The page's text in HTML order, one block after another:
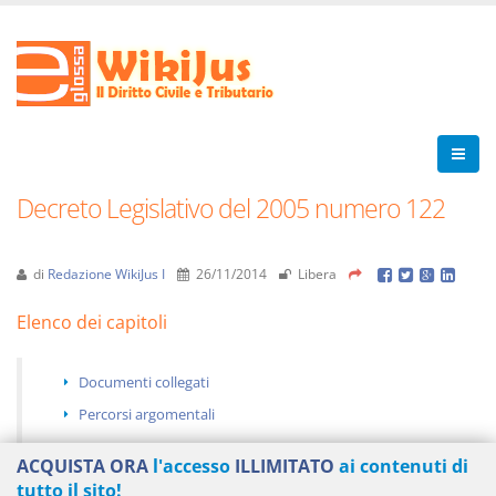
Decreto Legislativo del 2005 numero 122
di Redazione WikiJus I 26/11/2014 Libera
Elenco dei capitoli
Documenti collegati
Percorsi argomentali
ACQUISTA ORA l'accesso ILLIMITATO ai contenuti di
tutto il sito!